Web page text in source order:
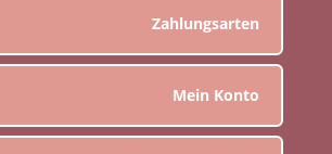
Zahlungsarten
Mein Konto